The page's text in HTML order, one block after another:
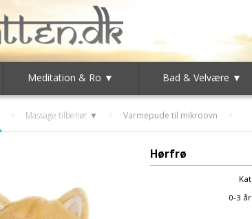
Meditation & Ro ▼ Bad & Velvære ▼
> Massage tilbehør ▼ > Varmepude til mikroovn
Hørfrø
Kat
0-3 år